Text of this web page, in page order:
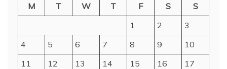
M
T W T F S
S
1
2
3
4
5 6 7 8 9
10
11
12 13 14 15 16
17